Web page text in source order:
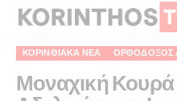
ΚΟΡΙΝΘΙΑΚΆ ΝΈΑ ΟΡΘΌΔΟΞΟΣ
Μοναχική